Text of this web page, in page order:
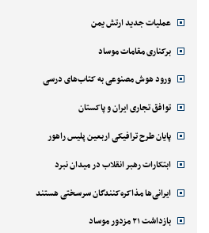
عملیات جدید ارتش یمن
برکناری مقامات موساد
ورود هوش مصنوعی به کتاب‌های درسی
توافق تجاری ایران و پاکستان
پایان طرح ترافیکی اربعین پلیس راهور
ابتکارات رهبر انقلاب در میدان نبرد
ایرانی‌ها مذاکره‌کنندگان سرسختی هستند
بازداشت ۲۱ مزدور موساد